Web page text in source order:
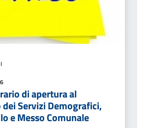
di apertura al
Servizi Demografici,
e Messo Comunale